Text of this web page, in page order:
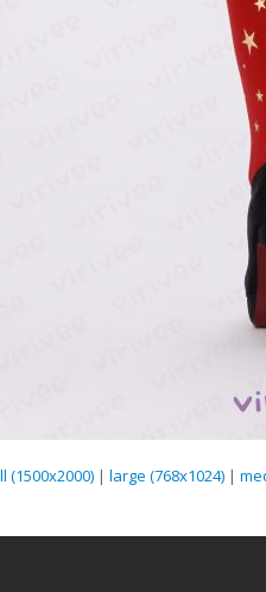
(1500x2000)| large (768x1024)|